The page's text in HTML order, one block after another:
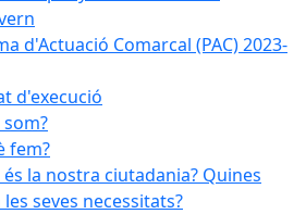
d'Actuació Comarcal (PAC) 2023-
d'execució
fem?
és la nostra ciutadania? Quines
seves necessitats?